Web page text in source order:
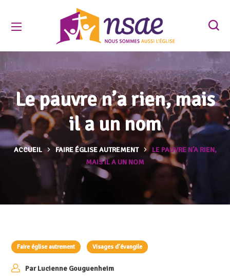
Le pauvre n’a rien, mais
il a un nom
ACCUEIL FAIRE ÉGLISE AUTREMENT
LE PAUVRE N’A RIEN,
MAIS IL A UN NOM
Faire église autrement Visages d'évangile
ParLucienne Gouguenheim